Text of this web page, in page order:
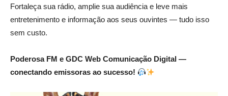
Fortaleça sua rádio, amplie sua audiência e leve mais
entretenimento e informação aos seus ouvintes — tudo isso
sem custo.
Poderosa FM e GDC Web Comunicação Digital —
conectando emissoras ao sucesso!